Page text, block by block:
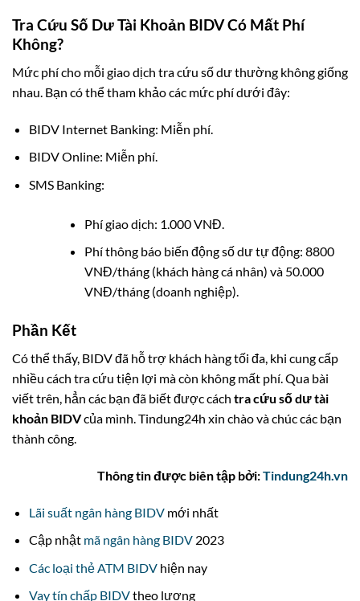
Tra Cứu Số Dư Tài Khoản BIDV Có Mất Phí
Không?
Mức phí cho mỗi giao dịch tra cứu số dư thường không giống
nhau. Bạn có thể tham khảo các mức phí dưới đây:
BIDV Internet Banking: Miễn phí.
BIDV Online: Miễn phí.
SMS Banking:
Phí giao dịch: 1.000 VNĐ.
Phí thông báo biến động số dư tự động: 8800
VNĐ/tháng (khách hàng cá nhân) và 50.000
VNĐ/tháng (doanh nghiệp).
Phần Kết
Có thể thấy, BIDV đã hỗ trợ khách hàng tối đa, khi cung cấp
nhiều cách tra cứu tiện lợi mà còn không mất phí. Qua bài
viết trên, hẳn các bạn đã biết được cách tra cứu số dư tài
khoản BIDVcủa mình. Tindung24h xin chào và chúc các bạn
thành công.
Thông tin được biên tập bởi:Tindung24h.vn
Lãi suất ngân hàng BIDVmới nhất
Cập nhật mã ngân hàng BIDV2023
Các loại thẻ ATM BIDVhiện nay
Vay tín chấp BIDVtheo lương